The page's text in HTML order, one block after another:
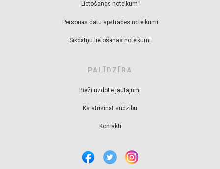
Lietošanas noteikumi
Personas datu apstrādes noteikumi
Sīkdatņu lietošanas noteikumi
PALĪDZĪBA
Bieži uzdotie jautājumi
Kā atrisināt sūdzību
Kontakti